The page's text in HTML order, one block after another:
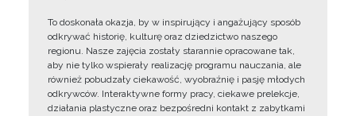
To doskonała okazja, by w inspirujący i angażujący sposób
odkrywać historię, kulturę oraz dziedzictwo naszego
regionu. Nasze zajęcia zostały starannie opracowane tak,
aby nie tylko wspierały realizację programu nauczania, ale
również pobudzały ciekawość, wyobraźnię i pasję młodych
odkrywców. Interaktywne formy pracy, ciekawe prelekcje,
działania plastyczne oraz bezpośredni kontakt z zabytkami